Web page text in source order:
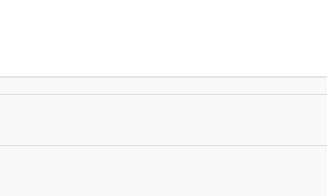
-10%xTransf •ENVIO GRATIS